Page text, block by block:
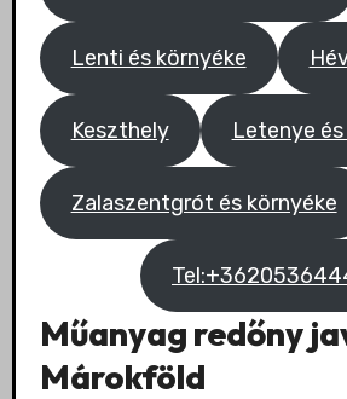
Lenti és környéke
Keszthely Letenye
Zalaszentgrót és környéke
Műanyag redőny
Márokföld